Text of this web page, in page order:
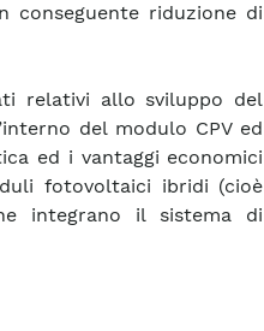
conseguente riduzione di
relativi allo sviluppo del
del modulo CPV ed
ed i vantaggi economici
fotovoltaici ibridi (cioè
integrano il sistema di